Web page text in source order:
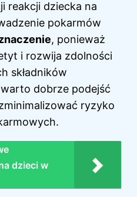
reakcji dziecka na
pokarmów
, ponieważ
i rozwija zdolności
składników
dobrze podejść
ryzyko
dzieci w